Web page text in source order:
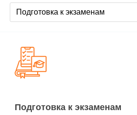
Подготовка к экзаменам